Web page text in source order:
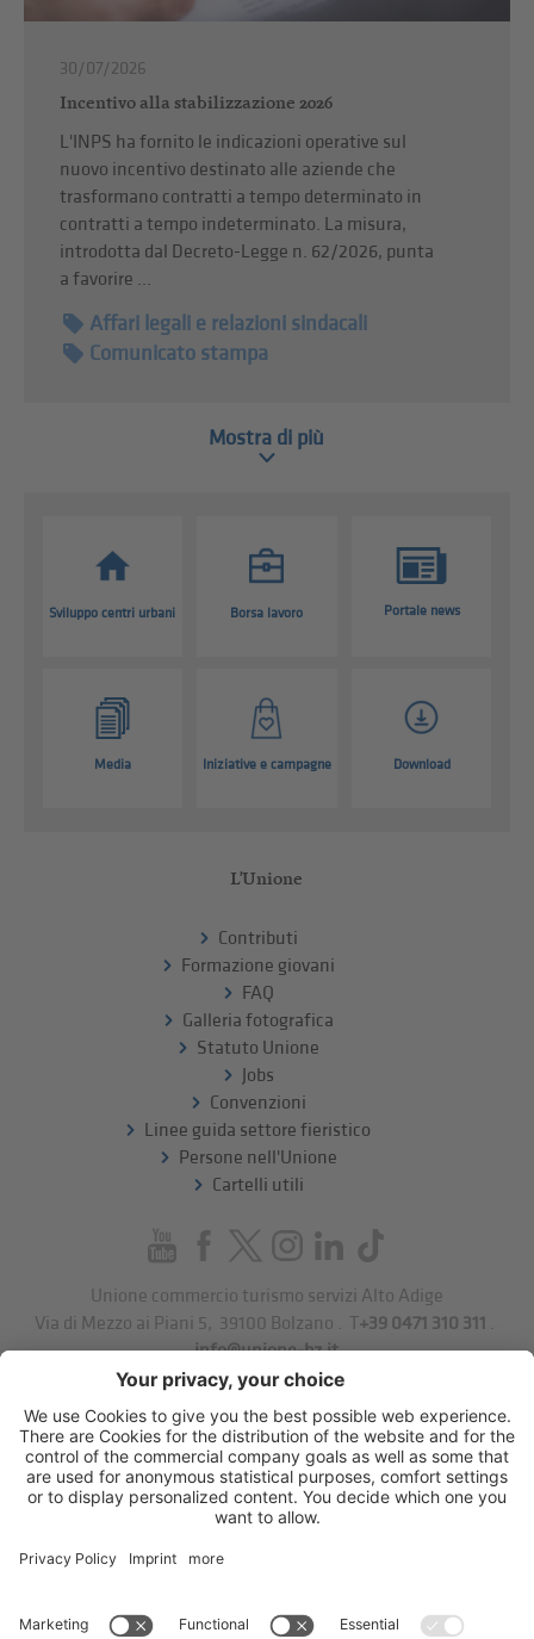
30/07/2026
Incentivo alla stabilizzazione 2026
L'INPS ha fornito le indicazioni operative sul
nuovo incentivo destinato alle aziende che
trasformano contratti a tempo determinato in
contratti a tempo indeterminato. La misura,
introdotta dal Decreto-Legge n. 62/2026, punta
a favorire ...
Affari legali e relazioni sindacali
Comunicato stampa
Mostra di più
Sviluppo centri urbani Borsa lavoro Portale news
Media Iniziative e campagne Download
L'Unione
Contributi
Formazione giovani
FAQ
Galleria fotografica
Statuto Unione
Jobs
Convenzioni
Linee guida settore fieristico
Persone nell'Unione
Cartelli utili
Unione commercio turismo servizi Alto Adige
Via di Mezzo ai Piani 5
39100 Bolzano . T+39 0471 310 311 .
info@unione-bz.it
Impressum
Privacy
Impostazioni cookie
Sitemap